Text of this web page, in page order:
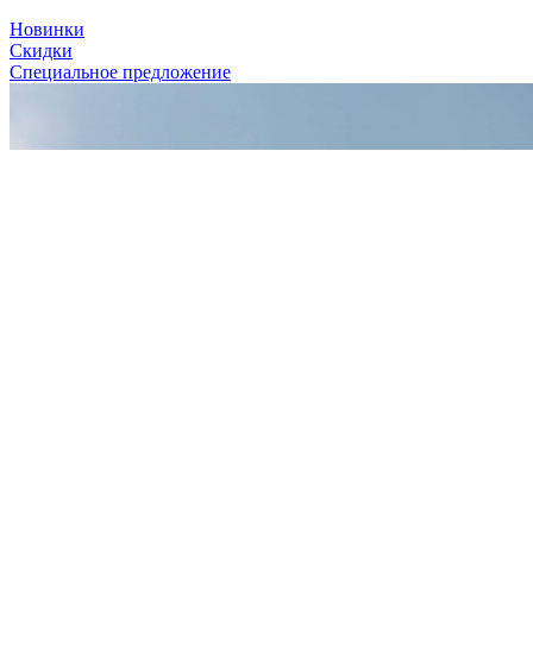
Новинки
Скидки
Специальное предложение